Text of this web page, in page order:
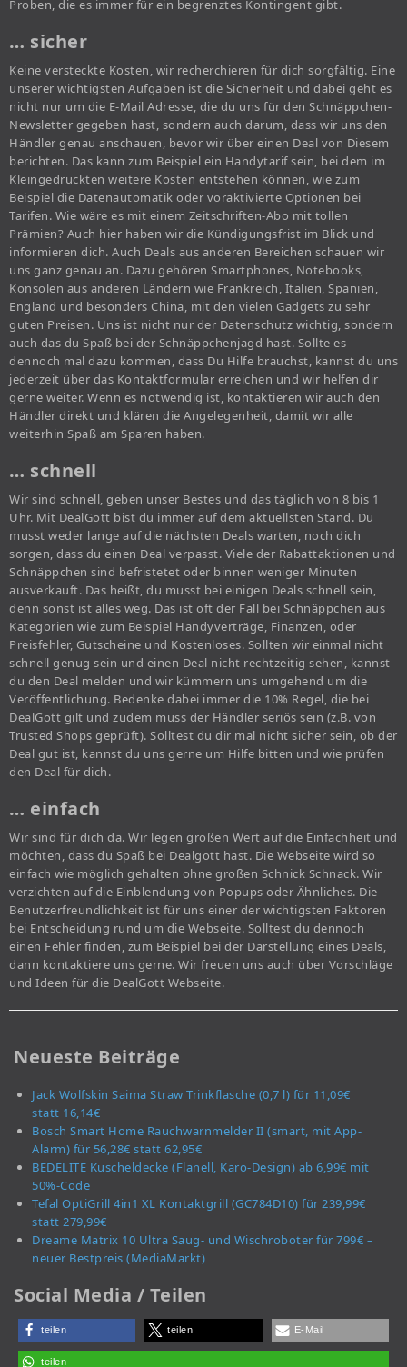
Proben, die es immer für ein begrenztes Kontingent gibt.
… sicher
Keine versteckte Kosten, wir recherchieren für dich sorgfältig. Eine
unserer wichtigsten Aufgaben ist die Sicherheit und dabei geht es
nicht nur um die E-Mail Adresse, die du uns für den Schnäppchen-
Newsletter gegeben hast, sondern auch darum, dass wir uns den
Händler genau anschauen, bevor wir über einen Deal von Diesem
berichten. Das kann zum Beispiel ein Handytarif sein, bei dem im
Kleingedruckten weitere Kosten entstehen können, wie zum
Beispiel die Datenautomatik oder voraktivierte Optionen bei
Tarifen. Wie wäre es mit einem Zeitschriften-Abo mit tollen
Prämien? Auch hier haben wir die Kündigungsfrist im Blick und
informieren dich. Auch Deals aus anderen Bereichen schauen wir
uns ganz genau an. Dazu gehören Smartphones, Notebooks,
Konsolen aus anderen Ländern wie Frankreich, Italien, Spanien,
England und besonders China, mit den vielen Gadgets zu sehr
guten Preisen. Uns ist nicht nur der Datenschutz wichtig, sondern
auch das du Spaß bei der Schnäppchenjagd hast. Sollte es
dennoch mal dazu kommen, dass Du Hilfe brauchst, kannst du uns
jederzeit über das Kontaktformular erreichen und wir helfen dir
gerne weiter. Wenn es notwendig ist, kontaktieren wir auch den
Händler direkt und klären die Angelegenheit, damit wir alle
weiterhin Spaß am Sparen haben.
… schnell
Wir sind schnell, geben unser Bestes und das täglich von 8 bis 1
Uhr. Mit DealGott bist du immer auf dem aktuellsten Stand. Du
musst weder lange auf die nächsten Deals warten, noch dich
sorgen, dass du einen Deal verpasst. Viele der Rabattaktionen und
Schnäppchen sind befristetet oder binnen weniger Minuten
ausverkauft. Das heißt, du musst bei einigen Deals schnell sein,
denn sonst ist alles weg. Das ist oft der Fall bei Schnäppchen aus
Kategorien wie zum Beispiel Handyverträge, Finanzen, oder
Preisfehler, Gutscheine und Kostenloses. Sollten wir einmal nicht
schnell genug sein und einen Deal nicht rechtzeitig sehen, kannst
du den Deal melden und wir kümmern uns umgehend um die
Veröffentlichung. Bedenke dabei immer die 10% Regel, die bei
DealGott gilt und zudem muss der Händler seriös sein (z.B. von
Trusted Shops geprüft). Solltest du dir mal nicht sicher sein, ob der
Deal gut ist, kannst du uns gerne um Hilfe bitten und wie prüfen
den Deal für dich.
… einfach
Wir sind für dich da. Wir legen großen Wert auf die Einfachheit und
möchten, dass du Spaß bei Dealgott hast. Die Webseite wird so
einfach wie möglich gehalten ohne großen Schnick Schnack. Wir
verzichten auf die Einblendung von Popups oder Ähnliches. Die
Benutzerfreundlichkeit ist für uns einer der wichtigsten Faktoren
bei Entscheidung rund um die Webseite. Solltest du dennoch
einen Fehler finden, zum Beispiel bei der Darstellung eines Deals,
dann kontaktiere uns gerne. Wir freuen uns auch über Vorschläge
und Ideen für die DealGott Webseite.
Neueste Beiträge
Jack Wolfskin Saima Straw Trinkflasche (0,7 l) für 11,09€
statt 16,14€
Bosch Smart Home Rauchwarnmelder II (smart, mit App-
Alarm) für 56,28€ statt 62,95€
BEDELITE Kuscheldecke (Flanell, Karo-Design) ab 6,99€ mit
50%-Code
Tefal OptiGrill 4in1 XL Kontaktgrill (GC784D10) für 239,99€
statt 279,99€
Dreame Matrix 10 Ultra Saug- und Wischroboter für 799€ –
neuer Bestpreis (MediaMarkt)
Social Media / Teilen
teilen teilen E-Mail
teilen